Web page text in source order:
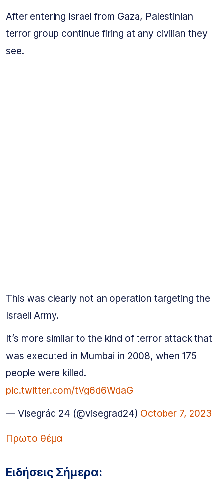
After entering Israel from Gaza, Palestinian
terror group continue firing at any civilian they
see.
This was clearly not an operation targeting the
Israeli Army.
It’s more similar to the kind of terror attack that
was executed in Mumbai in 2008, when 175
people were killed.
pic.twitter.com/tVg6d6WdaG
— Visegrád 24 (@visegrad24) October 7, 2023
Πρωτο θέμα
Ειδήσεις Σήμερα: